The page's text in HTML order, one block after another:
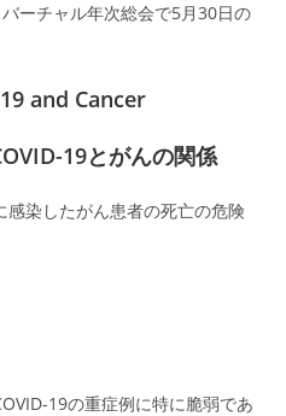
ーチャル年次総会で5月30日の
19とがんの関係
感染したがん患者の死亡の危険
19の重症例に特に脆弱であ